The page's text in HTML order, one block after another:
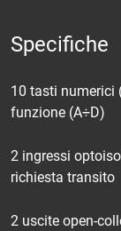
Specifiche
10 tasti numerici
funzione (A÷D)
2 ingressi
richiesta transito
2 uscite open-